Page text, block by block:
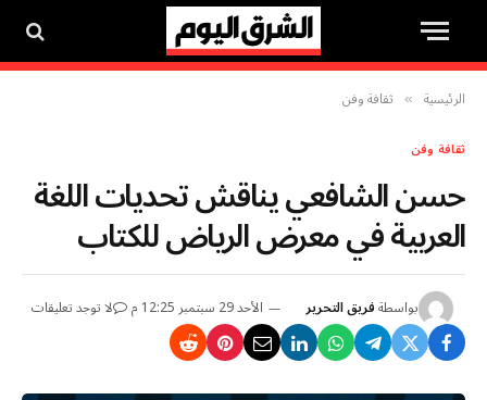
الرئيسية » ثقافة وفن
ثقافة وفن
حسن الشافعي يناقش تحديات اللغة
العربية في معرض الرياض للكتاب
بواسطةفريق التحرير الأحد 29 سبتمبر 12:25 م لا توجد تعليقات